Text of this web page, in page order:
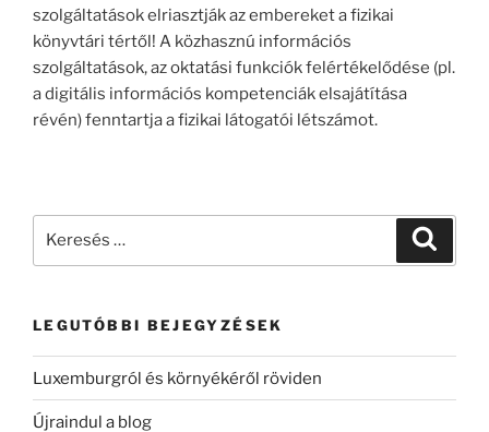
szolgáltatások elriasztják az embereket a fizikai
könyvtári tértől! A közhasznú információs
szolgáltatások, az oktatási funkciók felértékelődése (pl.
a digitális információs kompetenciák elsajátítása
révén) fenntartja a fizikai látogatói létszámot.
LEGUTÓBBI BEJEGYZÉSEK
Luxemburgról és környékéről röviden
Újraindul a blog